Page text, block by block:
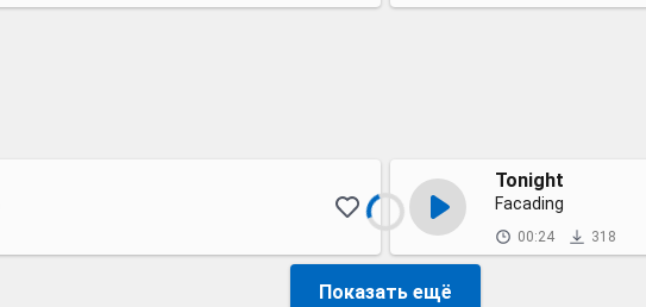
Tonight
Facading
00:24 318
Показать ещё